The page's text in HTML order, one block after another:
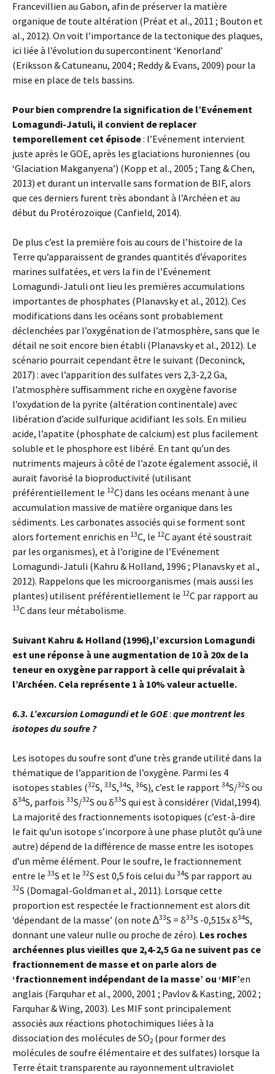
Francevillien au Gabon, afin de préserver la matière
organique de toute altération (Préat et al., 2011 ; Bouton et
al., 2012). On voit l’importance de la tectonique des plaques,
ici liée à l’évolution du supercontinent ‘Kenorland’
(Eriksson & Catuneanu, 2004 ; Reddy & Evans, 2009) pour la
mise en place de tels bassins.
Pour bien comprendre la signification de l’Evénement
Lomagundi-Jatuli, il convient de replacer
temporellement cet épisode: l’Evénement intervient
juste après le GOE, après les glaciations huroniennes (ou
‘Glaciation Makganyena’) (Kopp et al., 2005 ; Tang & Chen,
2013) et durant un intervalle sans formation de BIF, alors
que ces derniers furent très abondant à l’Archéen et au
début du Protérozoïque (Canfield, 2014).
De plus c’est la première fois au cours de l’histoire de la
Terre qu’apparaissent de grandes quantités d’évaporites
marines sulfatées, et vers la fin de l’Evénement
Lomagundi-Jatuli ont lieu les premières accumulations
importantes de phosphates (Planavsky et al., 2012). Ces
modifications dans les océans sont probablement
déclenchées par l’oxygénation de l’atmosphère, sans que le
détail ne soit encore bien établi (Planavsky et al., 2012). Le
scénario pourrait cependant être le suivant (Deconinck,
2017) : avec l’apparition des sulfates vers 2,3-2,2 Ga,
l’atmosphère suffisamment riche en oxygène favorise
l’oxydation de la pyrite (altération continentale) avec
libération d’acide sulfurique acidifiant les sols. En milieu
acide, l’apatite (phosphate de calcium) est plus facilement
soluble et le phosphore est libéré. En tant qu’un des
nutriments majeurs à côté de l’azote également associé, il
aurait favorisé la bioproductivité (utilisant
préférentiellement le 12C) dans les océans menant à une
accumulation massive de matière organique dans les
sédiments. Les carbonates associés qui se forment sont
alors fortement enrichis en 13C, le 12C ayant été soustrait
par les organismes), et à l’origine de l’Evénement
Lomagundi-Jatuli (Kahru & Holland, 1996 ; Planavsky et al.,
2012). Rappelons que les microorganismes (mais aussi les
plantes) utilisent préférentiellement le 12C par rapport au
13C dans leur métabolisme.
Suivant Kahru & Holland (1996),l’excursion Lomagundi
est une réponse à une augmentation de 10 à 20x de la
teneur en oxygène par rapport à celle qui prévalait à
l’Archéen. Cela représente 1 à 10% valeur actuelle.
6.3. L’excursion Lomagundi et le GOE: que montrent les
isotopes du soufre ?
Les isotopes du soufre sont d’une très grande utilité dans la
thématique de l’apparition de l’oxygène. Parmi les 4
isotopes stables (32S, 33S,34S, 36S), c’est le rapport 34S/32S ou
δ34S, parfois 33S/32S ou δ33S qui est à considérer (Vidal,1994).
La majorité des fractionnements isotopiques (c’est-à-dire
le fait qu’un isotope s’incorpore à une phase plutôt qu’à une
autre) dépend de la différence de masse entre les isotopes
d’un même élément. Pour le soufre, le fractionnement
entre le 33S et le 32S est 0,5 fois celui du 34S par rapport au
32S (Domagal-Goldman et al., 2011). Lorsque cette
proportion est respectée le fractionnement est alors dit
‘dépendant de la masse’ (on note ∆33S = δ33S -0,515x δ34S,
donnant une valeur nulle ou proche de zéro). Les roches
archéennes plus vieilles que 2,4-2,5 Ga ne suivent pas ce
fractionnement de masse et on parle alors de
‘fractionnement indépendant de la masse’ ou ‘MIF’en
anglais (Farquhar et al., 2000, 2001 ; Pavlov & Kasting, 2002 ;
Farquhar & Wing, 2003). Les MIF sont principalement
associés aux réactions photochimiques liées à la
dissociation des molécules de SO2 (pour former des
molécules de soufre élémentaire et des sulfates) lorsque la
Terre était transparente au rayonnement ultraviolet